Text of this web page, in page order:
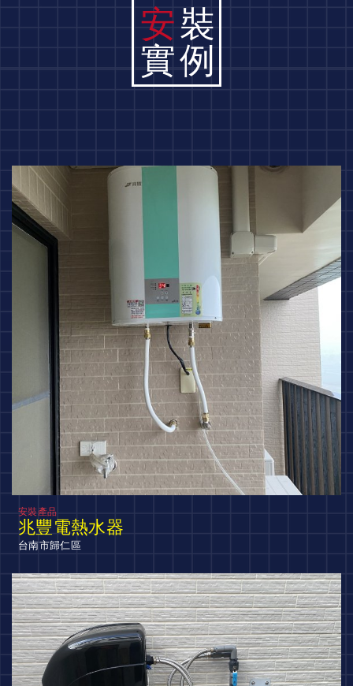
安裝
實例
安裝產品
兆豐電熱水器
台南市歸仁區